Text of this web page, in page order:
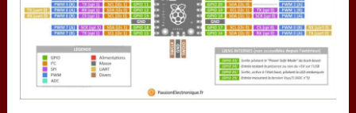
CAA
USB MIDI to OSC
arnet wifi